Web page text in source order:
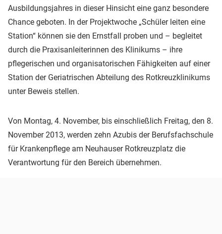
Ausbildungsjahres in dieser Hinsicht eine ganz besondere
Chance geboten. In der Projektwoche „Schüler leiten eine
Station“ können sie den Ernstfall proben und – begleitet
durch die Praxisanleiterinnen des Klinikums – ihre
pflegerischen und organisatorischen Fähigkeiten auf einer
Station der Geriatrischen Abteilung des Rotkreuzklinikums
unter Beweis stellen.
Von Montag, 4. November, bis einschließlich Freitag, den 8.
November 2013, werden zehn Azubis der Berufsfachschule
für Krankenpflege am Neuhauser Rotkreuzplatz die
Verantwortung für den Bereich übernehmen.